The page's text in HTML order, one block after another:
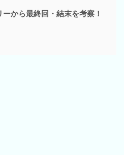
から最終回・結末を考察！